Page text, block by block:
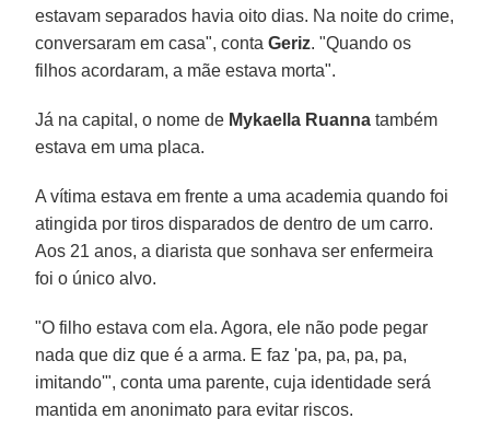
estavam separados havia oito dias. Na noite do crime,
conversaram em casa", contaGeriz. "Quando os
filhos acordaram, a mãe estava morta".
Já na capital, o nome de Mykaella Ruanna também
estava em uma placa.
A vítima estava em frente a uma academia quando foi
atingida por tiros disparados de dentro de um carro.
Aos 21 anos, a diarista que sonhava ser enfermeira
foi o único alvo.
"O filho estava com ela. Agora, ele não pode pegar
nada que diz que é a arma. E faz 'pa, pa, pa, pa,
imitando'", conta uma parente, cuja identidade será
mantida em anonimato para evitar riscos.